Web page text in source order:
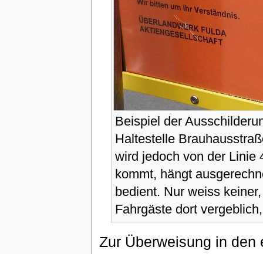
Beispiel der
Haltestelle
wird jedoch von der Linie
kommt, hängt
bedient. Nur weiss
Fahrgäste dort
Zur Überweisung in